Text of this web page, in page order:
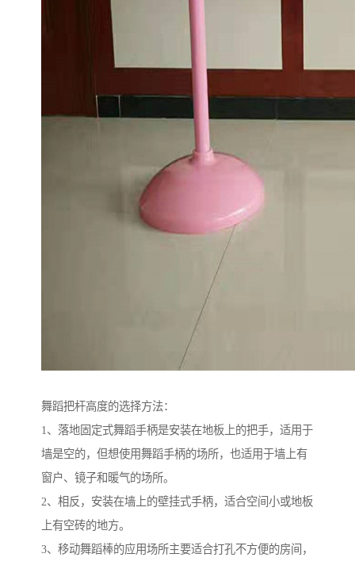
舞蹈把杆高度的选择方法：
1、落地固定式舞蹈手柄是安装在地板上的把手，适用于
墙是空的，但想使用舞蹈手柄的场所，也适用于墙上有
窗户、镜子和暖气的场所。
2、相反，安装在墙上的壁挂式手柄，适合空间小或地板
上有空砖的地方。
3、移动舞蹈棒的应用场所主要适合打孔不方便的房间，